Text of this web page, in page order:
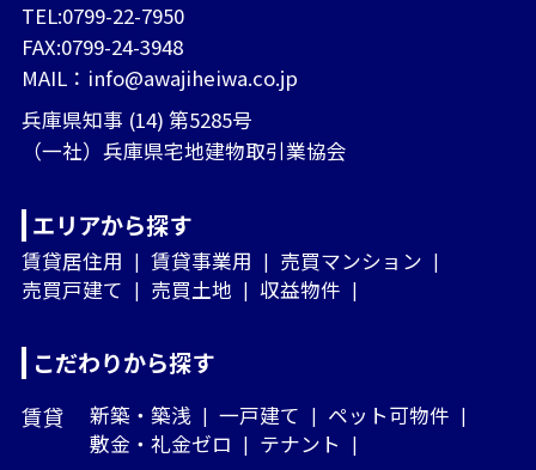
TEL:0799-22-7950
FAX:0799-24-3948
MAIL： info@awajiheiwa.co.jp
兵庫県知事 (14) 第5285号
（一社）兵庫県宅地建物取引業協会
エリアから探す
賃貸居住用 賃貸事業用
売買マンション
売買戸建て
売買土地 収益物件
こだわりから探す
賃貸 新築・築浅 一戸建て
ペット可物件
敷金・礼金ゼロ
テナント